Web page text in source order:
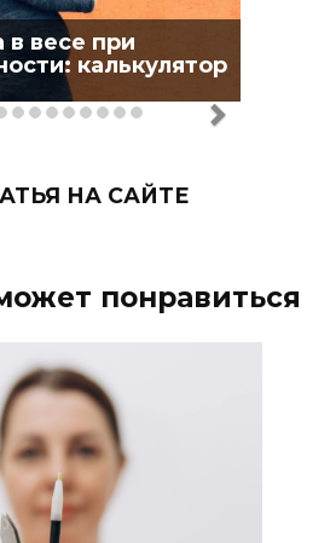
в весе при
калькулятор
НА САЙТЕ
понравиться